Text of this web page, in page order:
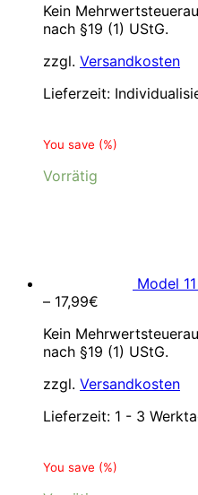
Kein
nach §19 (1) UStG.
zzgl. Versandkosten
Lieferzeit:
You save (%)
Vorrätig
Model
– 17,99€
Kein
nach §19 (1) UStG.
zzgl. Versandkosten
Lieferzeit: 1 - 3
You save (%)